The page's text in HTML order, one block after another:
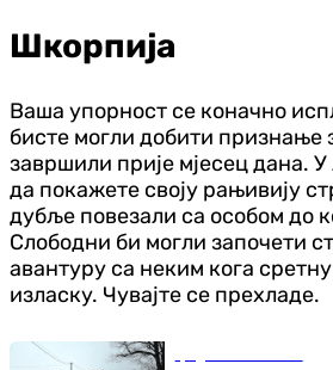
Шкорпија
Ваша упорност се коначно
бисте могли добити признање
завршили прије мјесец дана. У
да покажете своју рањивију
дубље повезали са особом до
Слободни би могли започети
авантуру са неким кога
изласку. Чувајте се прехладе.